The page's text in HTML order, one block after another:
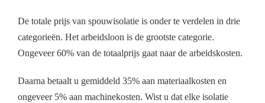
De totale prijs van spouwisolatie is onder te verdelen in drie
categorieën. Het arbeidsloon is de grootste categorie.
Ongeveer 60% van de totaalprijs gaat naar de arbeidskosten.
Daarna betaalt u gemiddeld 35% aan materiaalkosten en
ongeveer 5% aan machinekosten. Wist u dat elke isolatie